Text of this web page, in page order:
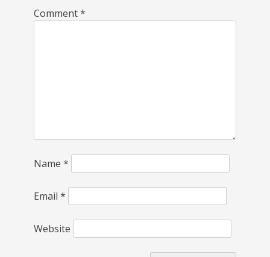
Comment*
Name *
Email *
Website